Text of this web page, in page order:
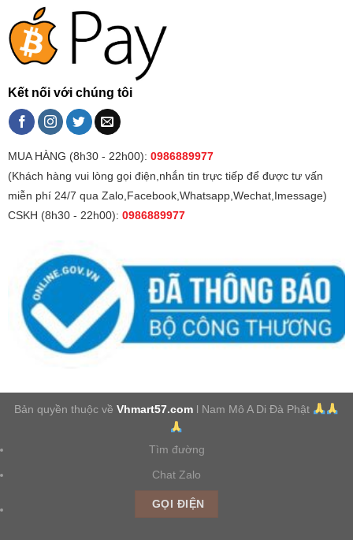
Kết nối với chúng tôi
MUA HÀNG (8h30 - 22h00): 0986889977
(Khách hàng vui lòng gọi điện,nhắn tin trực tiếp để được tư vấn
miễn phí 24/7 qua Zalo,Facebook,Whatsapp,Wechat,Imessage)
CSKH (8h30 - 22h00): 0986889977
Bản quyền thuộc vềVhmart57.com l Nam Mô A Di Đà Phật
Tìm đường
Chat Zalo
GỌI ĐIỆN